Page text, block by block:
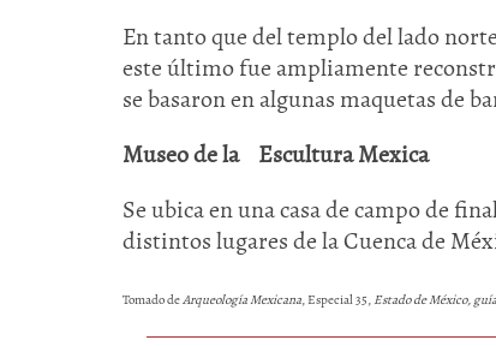
En tanto que del templo del lado
este último fue ampliamente
se basaron en algunas maquetas de
Museo de la Escultura Mexica
Se ubica en una casa de campo de
distintos lugares de la Cuenca de
Tomado deArqueología Mexicana, Especial 35, Estado de México,